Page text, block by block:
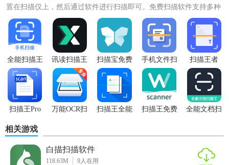
置在扫描仪上，然后通过软件进行扫描即可。免费扫描软件支持多种
文件格式，如PDF、JP...
全能扫描王
免费版
讯读扫描王
扫描宝免费
版
手机文件扫
描仪
扫描王者
扫描王Pro
万能OCR扫
扫描王全能
扫描王免费
全能文档扫
相关游戏
白描扫描软件
118.63M 9人在用